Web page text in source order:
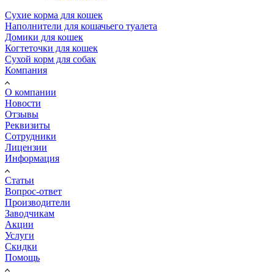
Сухие корма для кошек
Наполнители для кошачьего туалета
Домики для кошек
Когтеточки для кошек
Сухой корм для собак
Компания
О компании
Новости
Отзывы
Реквизиты
Сотрудники
Лицензии
Информация
Статьи
Вопрос-ответ
Производители
Заводчикам
Акции
Услуги
Скидки
Помощь